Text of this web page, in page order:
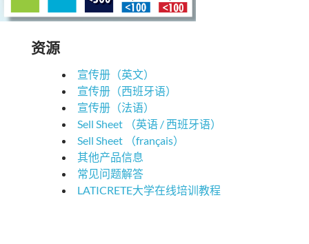
资源
宣传册（英文）
宣传册（西班牙语）
宣传册（法语）
Sell Sheet （英语 / 西班牙语）
Sell Sheet （français）
其他产品信息
常见问题解答
LATICRETE大学在线培训教程